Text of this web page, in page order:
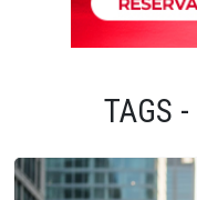
TAGS -